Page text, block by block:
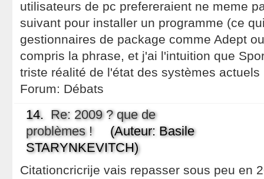
utilisateurs de pc prefereraient ne meme
suivant pour installer un programme (ce
gestionnaires de package comme Adept
compris la phrase, et j'ai l'intuition que
triste réalité de l'état des systèmes actuels
Forum: Débats
14. Re: 2009 ? que de
problèmes !(Auteur: Basile
STARYNKEVITCH)
Citationcricrije vais repasser sous peu en